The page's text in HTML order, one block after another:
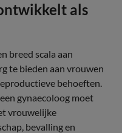
als
breed scala aan
te bieden aan vrouwen
behoeften.
gynaecoloog moet
vrouwelijke
bevalling en